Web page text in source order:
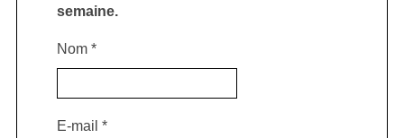
semaine.
Nom *
E-mail *